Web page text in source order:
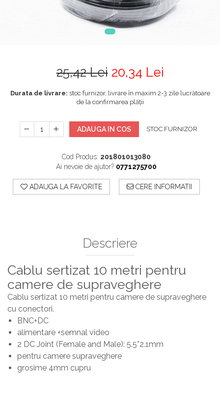
25,42 Lei 20,34 Lei
Durata de livrare: stoc furnizor, livrare în maxim 2-3 zile lucrătoare
de la confirmarea plății
ADAUGA IN COS STOC FURNIZOR
Cod Produs: 201801013080
Ai nevoie de ajutor? 0771275700
ADAUGA LA FAVORITE CERE INFORMATII
Descriere
Cablu sertizat 10 metri pentru
camere de supraveghere
Cablu sertizat 10 metri pentru camere de supraveghere
cu conectori.
BNC+DC
alimentare +semnal video
2 DC Joint (Female and Male): 5.5*2.1mm
pentru camere supraveghere
grosime 4mm cupru